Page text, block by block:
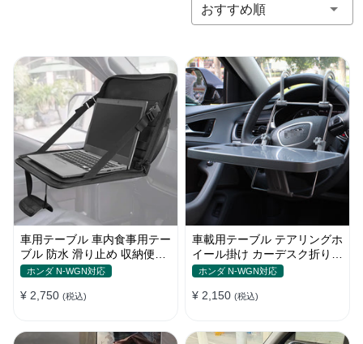
おすすめ順
車用テーブル 車内食事用テー
ブル 防水 滑り止め 収納便利
多機能ラップトップバッグ
ホンダ N-WGN対応
¥ 2,750 (税込)
車載用テーブル テアリングホ
イール掛け カーデスク折りた
たみ式 パソコン 食事 物置
ホンダ N-WGN対応
¥ 2,150 (税込)